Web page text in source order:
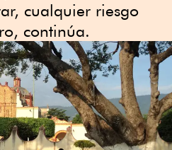
cualquier riesgo
continúa.